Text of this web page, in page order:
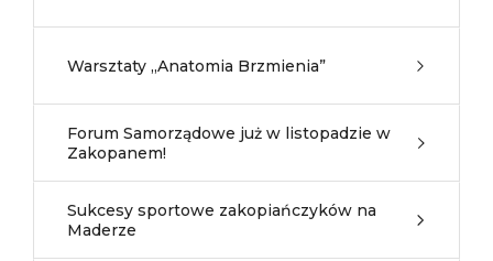
Warsztaty „Anatomia Brzmienia”
Forum Samorządowe już w listopadzie w
Zakopanem!
Sukcesy sportowe zakopiańczyków na
Maderze